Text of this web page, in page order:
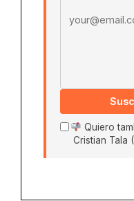
Quiero
Cristian Tala